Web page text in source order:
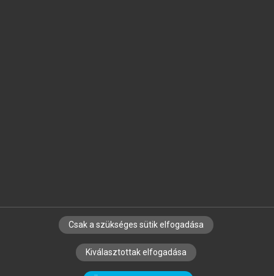
SZERZŐKNEK CÉGEKNEK KÖNYVTÁROSOKNAK
SZERKESZTÉSI ÉS LEKTORÁLÁSI ALAPELVEK
Csak a szükséges sütik elfogadása
Kiválasztottak elfogadása